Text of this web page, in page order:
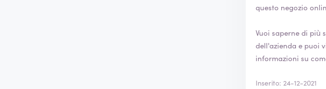
questo negozio
dell'azienda e puoi
informazioni su
Inserito: 24-12-2021